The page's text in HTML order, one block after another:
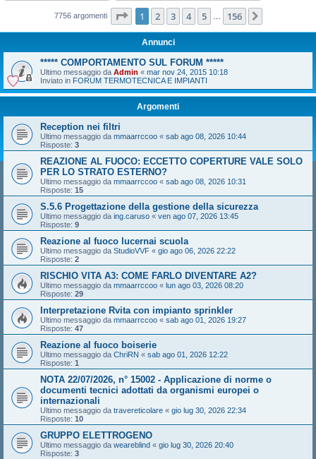
7756 argomenti Pagina di 156
1 2 3 4 5 156
Annunci
***** COMPORTAMENTO SUL FORUM *****
Ultimo messaggio da Admin « mar nov 24, 2015 10:18
Inviato in FORUM TERMOTECNICA E IMPIANTI
Argomenti
Reception nei filtri
Ultimo messaggio da mmaarrccoo « sab ago 08, 2026 10:44
Risposte: 3
REAZIONE AL FUOCO: ECCETTO COPERTURE VALE SOLO
PER LO STRATO ESTERNO?
Ultimo messaggio da mmaarrccoo « sab ago 08, 2026 10:31
Risposte: 15
S.5.6 Progettazione della gestione della sicurezza
Ultimo messaggio da ing.caruso « ven ago 07, 2026 13:45
Risposte: 9
Reazione al fuoco lucernai scuola
Ultimo messaggio da StudioVVF « gio ago 06, 2026 22:22
Risposte: 2
RISCHIO VITA A3: COME FARLO DIVENTARE A2?
Ultimo messaggio da mmaarrccoo « lun ago 03, 2026 08:20
Risposte: 29
Interpretazione Rvita con impianto sprinkler
Ultimo messaggio da mmaarrccoo « sab ago 01, 2026 19:27
Risposte: 47
Reazione al fuoco boiserie
Ultimo messaggio da ChriRN « sab ago 01, 2026 12:22
Risposte: 1
NOTA 22/07/2026, n° 15002 - Applicazione di norme o
documenti tecnici adottati da organismi europei o
internazionali
Ultimo messaggio da travereticolare « gio lug 30, 2026 22:34
Risposte: 10
GRUPPO ELETTROGENO
Ultimo messaggio da weareblind « gio lug 30, 2026 20:40
Risposte: 3